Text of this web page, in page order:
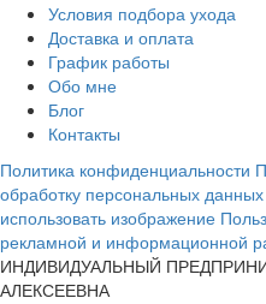
Условия подбора ухода
Доставка и оплата
График работы
Обо мне
Блог
Контакты
Политика конфиденциальности
обработку персональных
использовать изображение
рекламной и информационной
ИНДИВИДУАЛЬНЫЙ
АЛЕКСЕЕВНА